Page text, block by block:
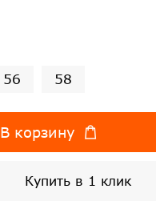
56 58
В корзину
Купить в 1 клик